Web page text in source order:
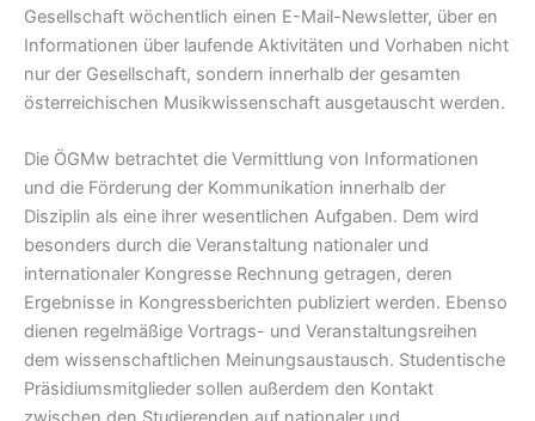
Gesellschaft wöchentlich einen E-Mail-Newsletter, über en
Informationen über laufende Aktivitäten und Vorhaben nicht
nur der Gesellschaft, sondern innerhalb der gesamten
österreichischen Musikwissenschaft ausgetauscht werden.
Die ÖGMw betrachtet die Vermittlung von Informationen
und die Förderung der Kommunikation innerhalb der
Disziplin als eine ihrer wesentlichen Aufgaben. Dem wird
besonders durch die Veranstaltung nationaler und
internationaler Kongresse Rechnung getragen, deren
Ergebnisse in Kongressberichten publiziert werden. Ebenso
dienen regelmäßige Vortrags- und Veranstaltungsreihen
dem wissenschaftlichen Meinungsaustausch. Studentische
Präsidiumsmitglieder sollen außerdem den Kontakt